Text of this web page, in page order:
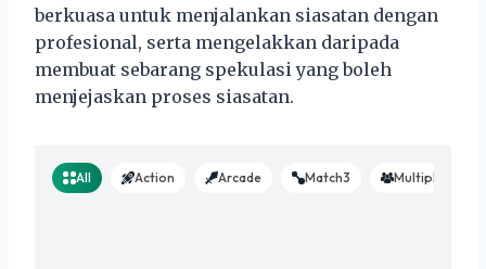
berkuasa untuk menjalankan siasatan dengan
profesional, serta mengelakkan daripada
membuat sebarang spekulasi yang boleh
menjejaskan proses siasatan.